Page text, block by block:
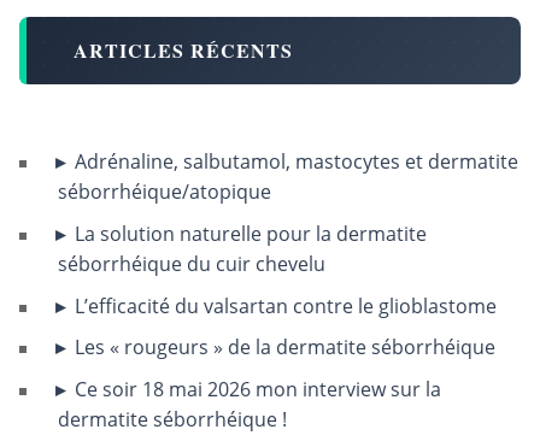
ARTICLES RÉCENTS
Adrénaline, salbutamol, mastocytes et dermatite
séborrhéique/atopique
La solution naturelle pour la dermatite
séborrhéique du cuir chevelu
L’efficacité du valsartan contre le glioblastome
Les « rougeurs » de la dermatite séborrhéique
Ce soir 18 mai 2026 mon interview sur la
dermatite séborrhéique !